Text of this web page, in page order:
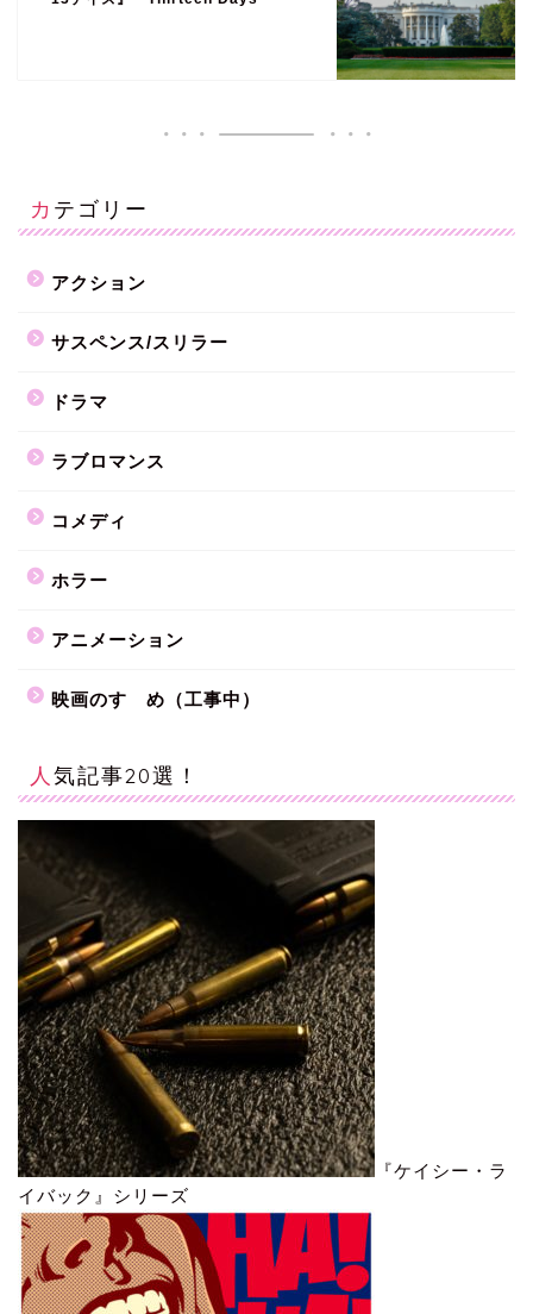
カテゴリー
アクション
サスペンス/スリラー
ドラマ
ラブロマンス
コメディ
ホラー
アニメーション
映画のすゝめ（工事中）
人気記事20選！
『ケイシー・ラ
イバック』シリーズ